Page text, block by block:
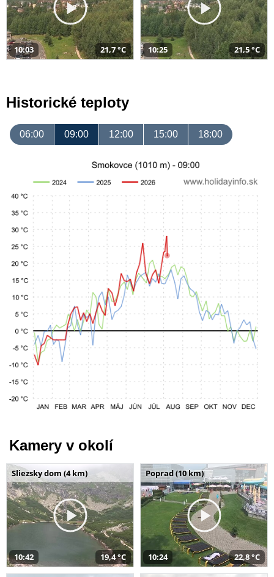
10:03 21,7 °C 10:25 21,5 °C
Historické teploty
06:00 09:00 12:00 15:00 18:00
Kamery v okolí
Sliezsky dom (4 km)
10:42 19,4 °C
Poprad (10 km)
10:24 22,8 °C